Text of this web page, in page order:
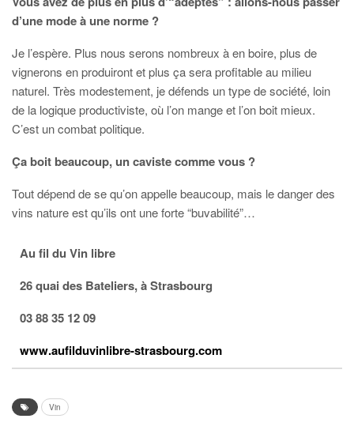
d’une mode à une norme ?
Je l’espère. Plus nous serons nombreux à en boire, plus de
vignerons en produiront et plus ça sera profitable au milieu
naturel. Très modestement, je défends un type de société, loin
de la logique productiviste, où l’on mange et l’on boit mieux.
C’est un combat politique.
Ça boit beaucoup, un caviste comme vous ?
Tout dépend de se qu’on appelle beaucoup, mais le danger des
vins nature est qu’ils ont une forte “buvabilité”…
Au fil du Vin libre
26 quai des Bateliers,àStrasbourg
03 88 35 12 09
www.aufilduvinlibre-strasbourg.com
Vin